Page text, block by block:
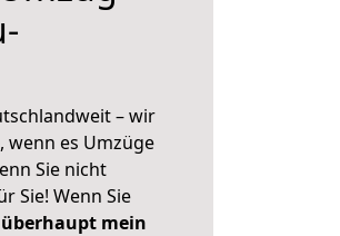
– wir
wenn es Umzüge
Sie nicht
Sie! Wenn Sie
mein